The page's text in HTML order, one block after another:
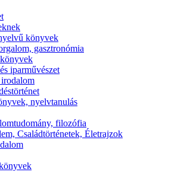
könyvek
gasztronómia
iparművészet
nyelvtanulás
filozófia
Családtörténetek, Életrajzok